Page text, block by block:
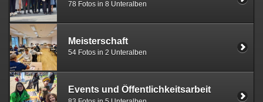
78 Fotos in 8 Unteralben
Meisterschaft
54 Fotos in 2 Unteralben
Events und Öffentlichkeitsarbeit